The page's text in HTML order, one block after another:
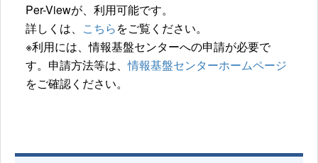
Per-Viewが、利用可能です。
詳しくは、 こちらをご覧ください。
※利用には、情報基盤センターへの申請が必要で
す。申請方法等は、情報基盤センターホームページ
をご確認ください。